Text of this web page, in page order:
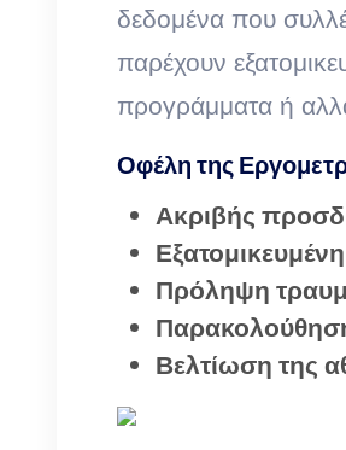
δεδομένα που
παρέχουν
προγράμματα ή
Οφέλη της
Ακριβής
Πρόληψη
Βελτίωση της